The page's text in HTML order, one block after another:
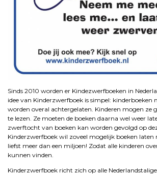
Sinds 2010 worden er Kindezwerfboeken in
idee van Kinderzwerfboek is simpel: kinderboeken
worden overal achtergelaten. Kinderen mogen ze
te lezen. Ze moeten de boeken daarna wel weer
zwerftocht van boeken kan worden gevolgd op
Kinderzwerfboek wil zoveel mogelijk boeken laten
liefst meer dan een miljoen! Zodat alle kinderen
kunnen vinden.
Kinderzwerfboek richt zich op alle